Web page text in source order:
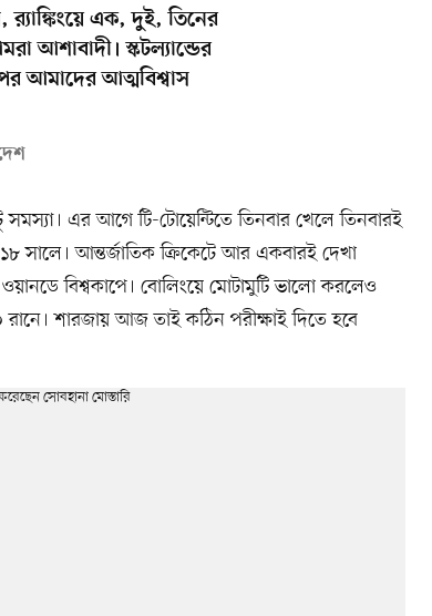
এক, দুই, তিনের
আশাবাদী। স্কটল্যান্ডের
আমাদের আত্মবিশ্বাস
এর আগে টি-টোয়েন্টিতে তিনবার খেলে তিনবারই
সালে। আন্তর্জাতিক ক্রিকেটে আর একবারই দেখা
বিশ্বকাপে। বোলিংয়ে মোটামুটি ভালো করলেও
রানে। শারজায় আজ তাই কঠিন পরীক্ষাই দিতে হবে